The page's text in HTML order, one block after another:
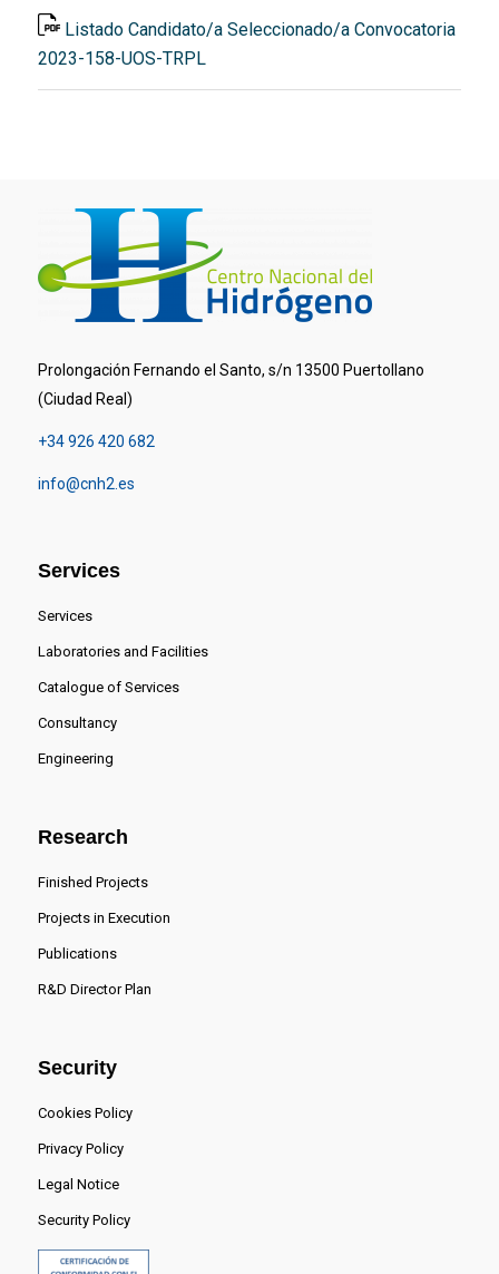
Listado Candidato/a Seleccionado/a Convocatoria
2023-158-UOS-TRPL
Prolongación Fernando el Santo, s/n 13500 Puertollano
(Ciudad Real)
+34 926 420 682
info@cnh2.es
Services
Services
Laboratories and Facilities
Catalogue of Services
Consultancy
Engineering
Research
Finished Projects
Projects in Execution
Publications
R&D Director Plan
Security
Cookies Policy
Privacy Policy
Legal Notice
Security Policy